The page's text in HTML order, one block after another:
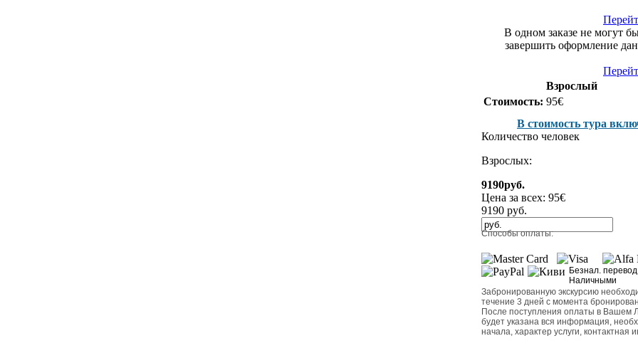
В одном заказе не могут
завершить оформление
Взрослый
Стоимость: 95€
В стоимость тура
Количество человек
Взрослых:
9190руб.
Цена за всех: 95€
9190 руб.
Способы оплаты:
Безнал.
Наличными
Забронированную экскурсию
течение 3 дней с момента
После поступления оплаты в Вашем
будет указана вся информация,
начала, характер услуги,